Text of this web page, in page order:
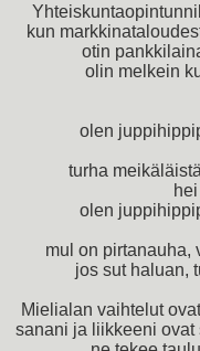
kun
otin
olin melkein
olen
turha
olen
mul on pirtanauha,
jos sut haluan,
Mielialan vaihtelut
sanani ja liikkeeni ovat